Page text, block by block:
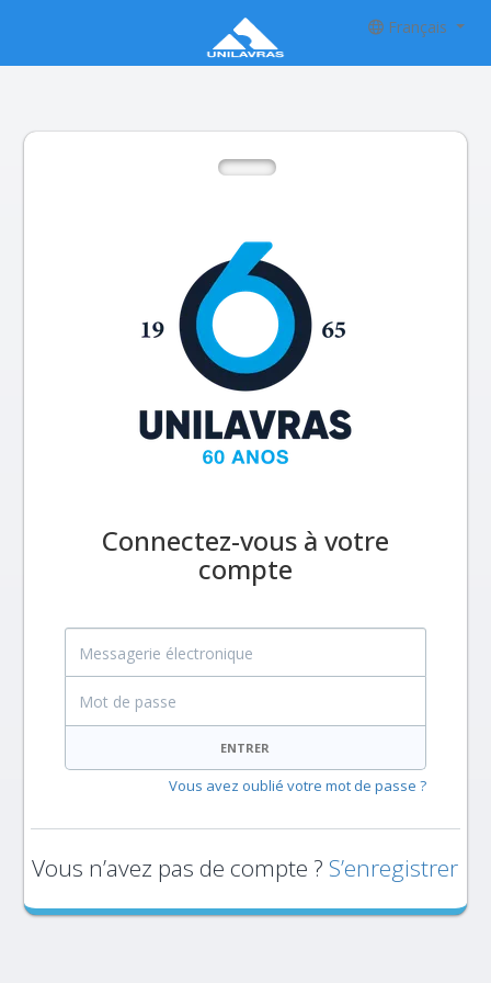
Français
Connectez-vous à votre
compte
Messagerie électronique
ENTRER
Vous avez oublié votre mot de passe ?
Vous n’avez pas de compte ? S’enregistrer